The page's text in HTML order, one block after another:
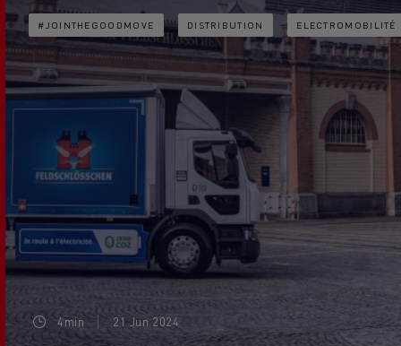
#JOINTHEGOODMOVE DISTRIBUTION ELECTROMOBILITÉ
4min 21 Jun 2024